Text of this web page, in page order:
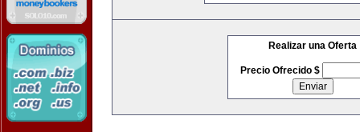
Realizar una Oferta
Precio Ofrecido $